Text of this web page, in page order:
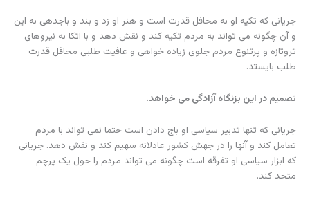
جریانی که تکیه او به محافل قدرت است و هنر او زد و بند و باجدهی به این
و آن چگونه می تواند به مردم تکیه کند و نقش دهد و با اتکا به نیروهای
تروتازه و پرتنوع مردم جلوی زیاده خواهی و عافیت طلبی محافل قدرت
طلب بایستد.
تصمیم در این بزنگاه آزادگی می خواهد.
جریانی که تنها تدبیر سیاسی او باج دادن است حتما نمی تواند با مردم
تعامل کند و آنها را در جهش کشور عادلانه سهیم کند و نقش دهد. جریانی
که ابزار سیاسی او تفرقه است چگونه می تواند مردم را حول یک پرچم
متحد کند.